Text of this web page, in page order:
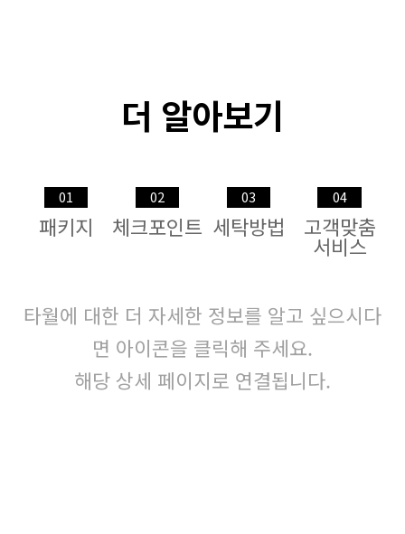
더 알아보기
01
패키지
02
체크포인트
03
세탁방법
04
고객맞춤
서비스
타월에 대한 더 자세한 정보를 알고 싶으시다
면 아이콘을 클릭해 주세요.
해당 상세 페이지로 연결됩니다.